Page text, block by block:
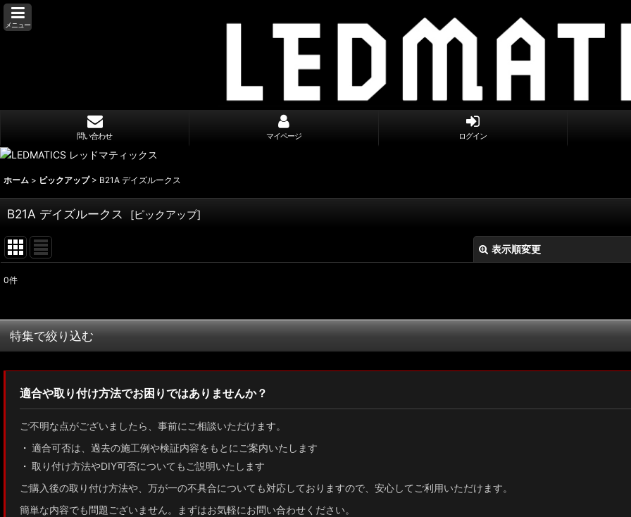
メニュー
問い合わせ マイページ ログイン
ホーム > ピックアップ > B21A デイズルークス
B21A デイズルークス [ピックアップ]
表示順変更
並び順:
0件
特集で絞り込む
ZN8 GR86
GUN125 ハイラックス
AXUH80/85 MXUA80/85 ハリアー
適合や取り付け方法でお困りではありませんか？
ご不明な点がございましたら、事前にご相談いただけます。
適合可否は、過去の施工例や検証内容をもとにご案内いたします
取り付け方法やDIY可否についてもご説明いたします
ご購入後の取り付け方法や、万が一の不具合についても対応しておりますので、安心してご利用いただけます。
簡単な内容でも問題ございません。まずはお気軽にお問い合わせください。